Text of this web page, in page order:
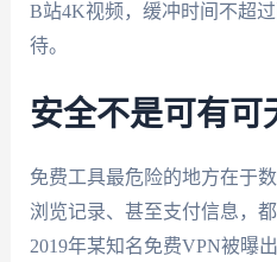
B站4K视频，缓冲时间不超
待。
安全不是可有可
免费工具最危险的地方在于
浏览记录、甚至支付信息，
2019年某知名免费VPN被曝